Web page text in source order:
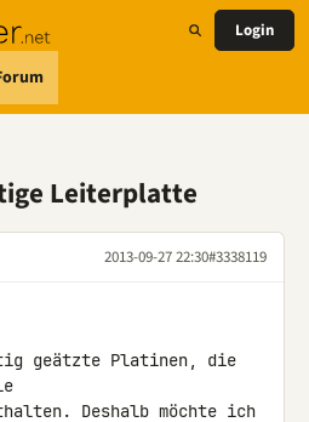
Login
Leiterplatte
2013-09-27 22:30#3338119
geätzte Platinen, die
Deshalb möchte ich